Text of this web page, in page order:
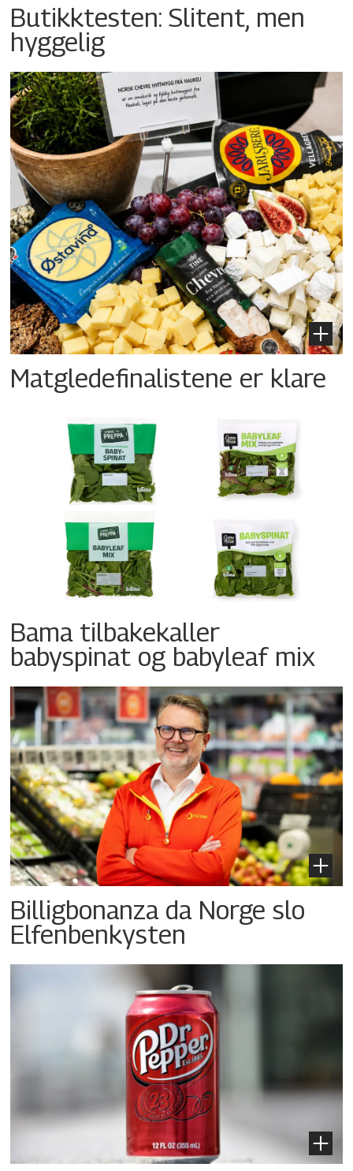
Butikktesten: Slitent, men
hyggelig
Matgledefinalistene er klare
Bama tilbakekaller
babyspinat og babyleaf mix
Billigbonanza da Norge slo
Elfenbenkysten